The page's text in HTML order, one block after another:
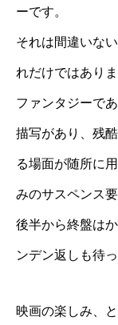
ーです。
それは間違いな
れだけではありま
ファンタジーで
描写があり、残
る場面が随所に
みのサスペンス
後半から終盤は
ンデン返しも待っ
映画の楽しみ、